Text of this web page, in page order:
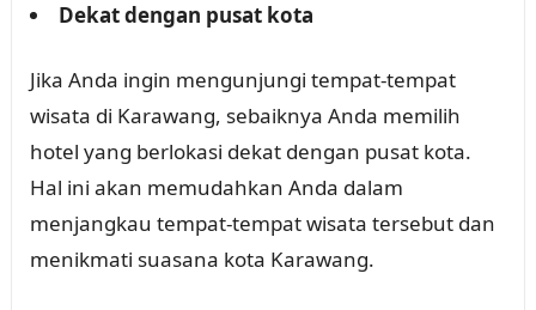
Dekat dengan pusat kota
Jika Anda ingin mengunjungi tempat-tempat
wisata di Karawang, sebaiknya Anda memilih
hotel yang berlokasi dekat dengan pusat kota.
Hal ini akan memudahkan Anda dalam
menjangkau tempat-tempat wisata tersebut dan
menikmati suasana kota Karawang.